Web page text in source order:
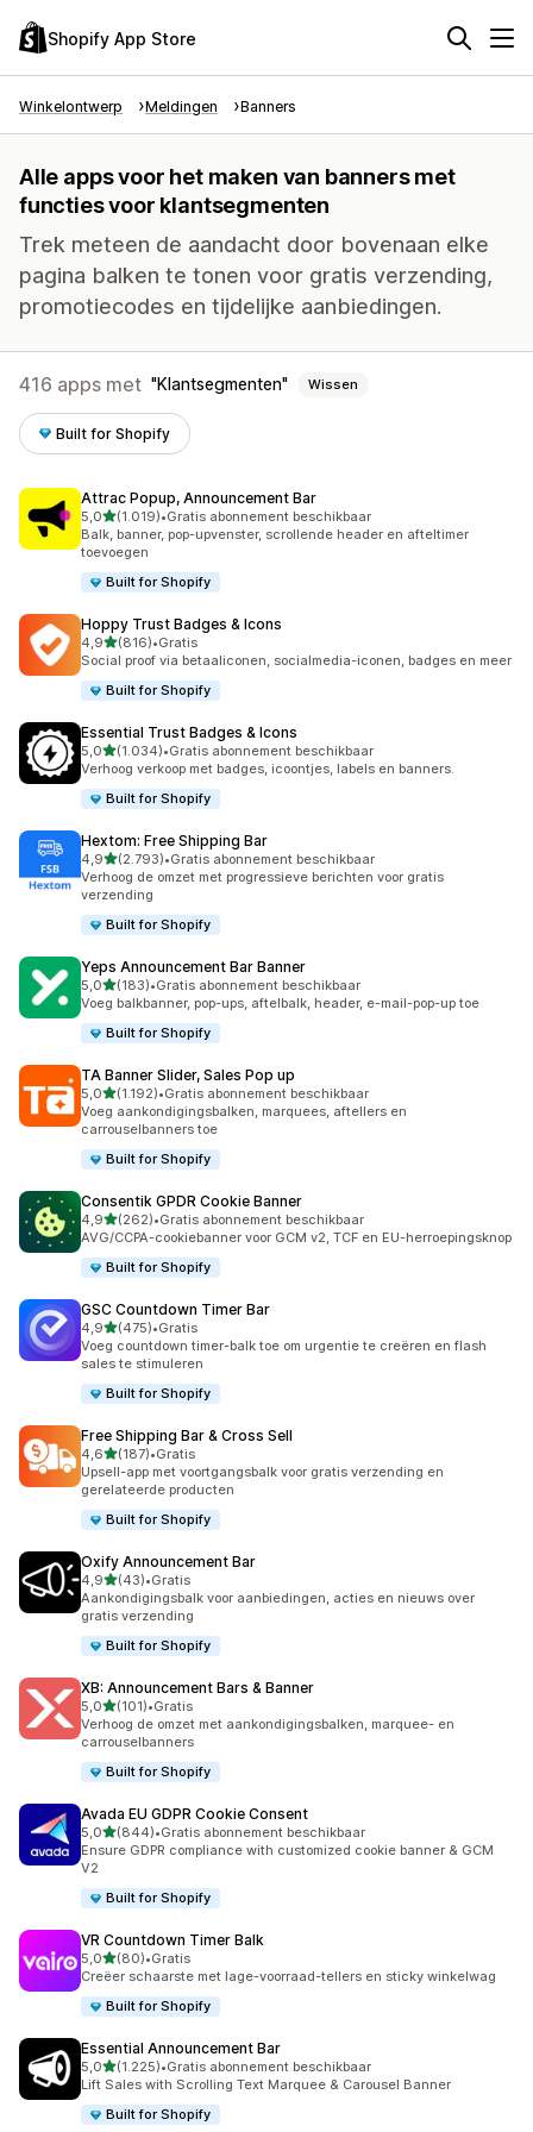
Shopify App Store
Winkelontwerp Meldingen Banners
Alle apps voor het maken van banners met
functies voor klantsegmenten
Trek meteen de aandacht door bovenaan elke
pagina balken te tonen voor gratis verzending,
promotiecodes en tijdelijke aanbiedingen.
416 apps met Klantsegmenten Wissen
Built for Shopify
Attrac Popup, Announcement Bar
5,0van 5 sterren
(1.019)
1019 recensies in totaal
•Gratis abonnement beschikbaar
Balk, banner, pop-upvenster, scrollende header en afteltimer
toevoegen
Built for Shopify
Hoppy Trust Badges & Icons
4,9van 5 sterren
(816)
816 recensies in totaal
•Gratis
Social proof via betaaliconen, socialmedia-iconen, badges en meer
Built for Shopify
Essential Trust Badges & Icons
5,0van 5 sterren
(1.034)
1034 recensies in totaal
•Gratis abonnement beschikbaar
Verhoog verkoop met badges, icoontjes, labels en banners.
Built for Shopify
Hextom: Free Shipping Bar
4,9van 5 sterren
(2.793)
2793 recensies in totaal
•Gratis abonnement beschikbaar
Verhoog de omzet met progressieve berichten voor gratis
verzending
Built for Shopify
Yeps Announcement Bar Banner
5,0van 5 sterren
(183)
183 recensies in totaal
•Gratis abonnement beschikbaar
Voeg balkbanner, pop-ups, aftelbalk, header, e-mail-pop-up toe
Built for Shopify
TA Banner Slider, Sales Pop up
5,0van 5 sterren
(1.192)
1192 recensies in totaal
•Gratis abonnement beschikbaar
Voeg aankondigingsbalken, marquees, aftellers en
carrouselbanners toe
Built for Shopify
Consentik GPDR Cookie Banner
4,9van 5 sterren
(262)
262 recensies in totaal
•Gratis abonnement beschikbaar
AVG/CCPA-cookiebanner voor GCM v2, TCF en EU-herroepingsknop
Built for Shopify
GSC Countdown Timer Bar
4,9van 5 sterren
(475)
475 recensies in totaal
•Gratis
Voeg countdown timer-balk toe om urgentie te creëren en flash
sales te stimuleren
Built for Shopify
Free Shipping Bar & Cross Sell
4,6van 5 sterren
(187)
187 recensies in totaal
•Gratis
Upsell-app met voortgangsbalk voor gratis verzending en
gerelateerde producten
Built for Shopify
Oxify Announcement Bar
4,9van 5 sterren
(43)
43 recensies in totaal
•Gratis
Aankondigingsbalk voor aanbiedingen, acties en nieuws over
gratis verzending
Built for Shopify
XB: Announcement Bars & Banner
5,0van 5 sterren
(101)
101 recensies in totaal
•Gratis
Verhoog de omzet met aankondigingsbalken, marquee- en
carrouselbanners
Built for Shopify
Avada EU GDPR Cookie Consent
5,0van 5 sterren
(844)
844 recensies in totaal
•Gratis abonnement beschikbaar
Ensure GDPR compliance with customized cookie banner & GCM
V2
Built for Shopify
VR Countdown Timer Balk
5,0van 5 sterren
(80)
80 recensies in totaal
•Gratis
Creëer schaarste met lage-voorraad-tellers en sticky winkelwag
Built for Shopify
Essential Announcement Bar
5,0van 5 sterren
(1.225)
1225 recensies in totaal
•Gratis abonnement beschikbaar
Lift Sales with Scrolling Text Marquee & Carousel Banner
Built for Shopify